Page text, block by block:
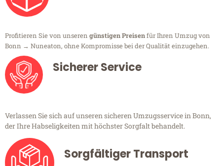
Profitieren Sie von unseren günstigen Preisenfür Ihren Umzug von
Bonn → Nuneaton, ohne Kompromisse bei der Qualität einzugehen.
Sicherer Service
Verlassen Sie sich auf unseren sicheren Umzugsservice in Bonn,
der Ihre Habseligkeiten mit höchster Sorgfalt behandelt.
Sorgfältiger Transport